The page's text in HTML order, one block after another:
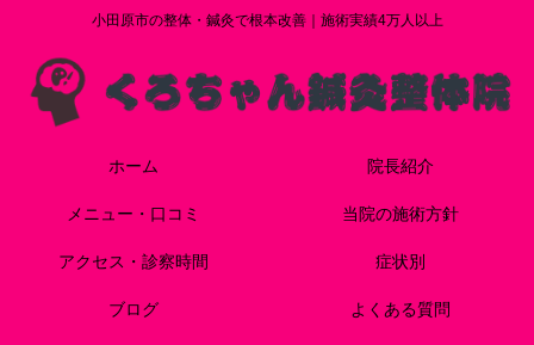
小田原市の整体・鍼灸で根本改善｜施術実績4万人以上
ホーム 院長紹介
メニュー・口コミ 当院の施術方針
アクセス・診察時間 症状別
ブログ よくある質問